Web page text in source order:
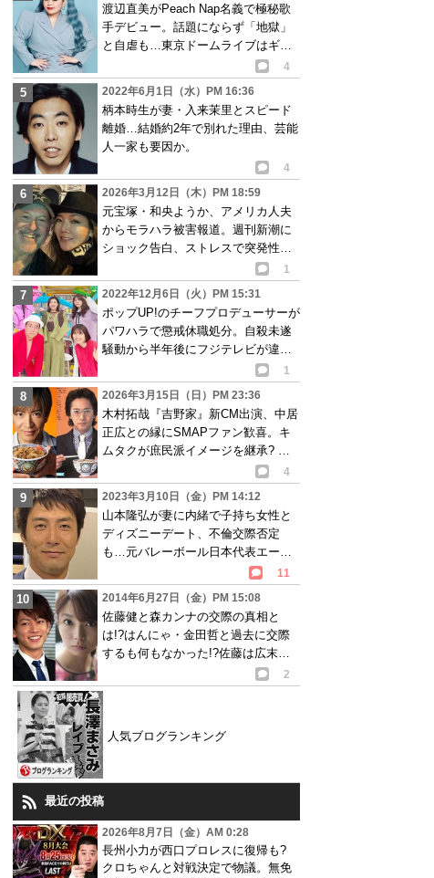
渡辺直美がPeach Nap名義で極秘歌
手デビュー。話題にならず「地獄」
と自虐も…東京ドームライブはギネ
4
2022年6月1日（水）PM 16:36
柄本時生が妻・入来茉里とスピード
離婚…結婚約2年で別れた理由、芸能
人一家も要因か。
4
2026年3月12日（木）PM 18:59
元宝塚・和央ようか、アメリカ人夫
からモラハラ被害報道。週刊新潮に
ショック告白、ストレスで突発性難
1
2022年12月6日（火）PM 15:31
ポップUP!のチーフプロデューサーが
パワハラで懲戒休職処分。自殺未遂
騒動から半年後にフジテレビが違反
1
2026年3月15日（日）PM 23:36
木村拓哉『吉野家』新CM出演、中居
正広との縁にSMAPファン歓喜。キ
ムタクが庶民派イメージを継承? 動
4
2023年3月10日（金）PM 14:12
山本隆弘が妻に内緒で子持ち女性と
ディズニーデート、不倫交際否定
も…元バレーボール日本代表エース
11
2014年6月27日（金）PM 15:08
佐藤健と森カンナの交際の真相と
は!?はんにゃ・金田哲と過去に交際
するも何もなかった!?佐藤は広末涼
2
人気ブログランキング
最近の投稿
2026年8月7日（金）AM 0:28
長州小力が西口プロレスに復帰も?
クロちゃんと対戦決定で物議。無免